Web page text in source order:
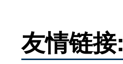
友情链接: